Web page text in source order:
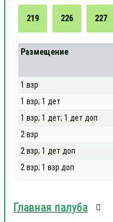
219 226 227
Размещение
1 взр
1 взр; 1 дет
1 взр; 1 дет; 1 дет доп
2 взр
2 взр; 1 дет доп
2 взр; 1 взр доп
Главная палуба